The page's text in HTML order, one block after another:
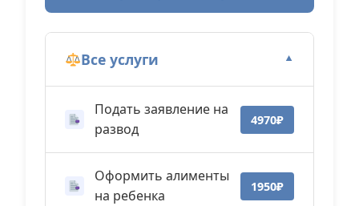
Все услуги ▼
Подать заявление на
развод
4970₽
Оформить алименты
на ребенка
1950₽